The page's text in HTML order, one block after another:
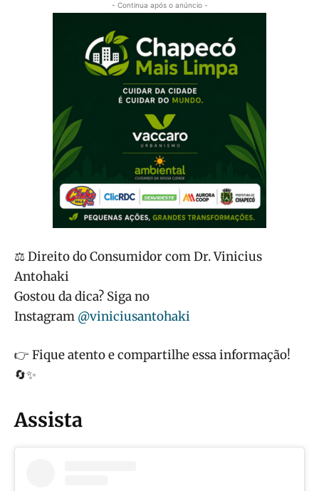
- Continua após o anúncio -
⚖ Direito do Consumidor com Dr. Vinicius
Antohaki
Gostou da dica? Siga no
Instagram @viniciusantohaki
👉 Fique atento e compartilhe essa informação!
🔄✨
Assista